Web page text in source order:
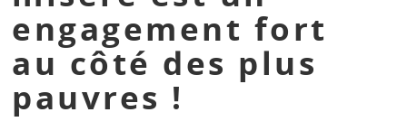
engagement fort
au côté des plus
pauvres !